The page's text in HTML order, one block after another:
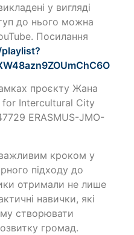
у вигляді
до нього можна
Посилання
проєкту Жана
Intercultural City
ERASMUS-JMO-
кроком у
підходу до
отримали не лише
навички, які
створювати
громад.